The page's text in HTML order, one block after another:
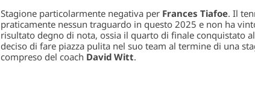
Stagione particolarmente negativa per Frances Tiafoe. Il
praticamente nessun traguardo in questo 2025 e non ha
risultato degno di nota, ossia il quarto di finale conquistato
deciso di fare piazza pulita nel suo team al termine di una
compreso del coach David Witt.